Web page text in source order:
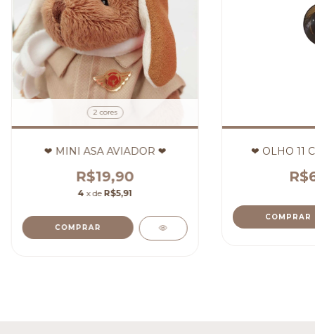
2 cores
❤ MINI ASA AVIADOR ❤
R$19,90
4 x de R$5,91
COMPRAR
❤ OLHO 11
COMPRAR